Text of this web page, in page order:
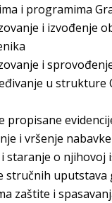
i programima
i izvođenje
i
u strukture
propisane
i vršenje
staranje o njihovoj
stručnih
zaštite i